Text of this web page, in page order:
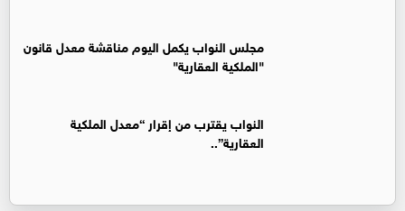
مجلس النواب يكمل اليوم مناقشة معدل قانون
"الملكية العقارية"
النواب يقترب من إقرار “معدل الملكية
العقارية”..